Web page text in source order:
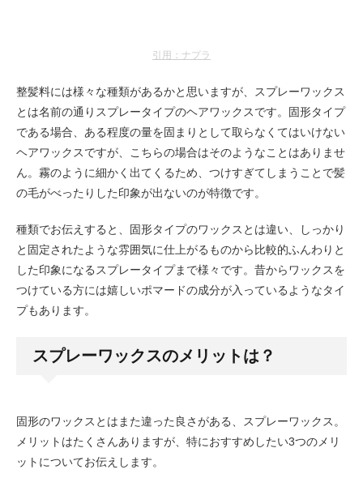
引用：ナプラ
整髪料には様々な種類があるかと思いますが、スプレーワックス
とは名前の通りスプレータイプのヘアワックスです。固形タイプ
である場合、ある程度の量を固まりとして取らなくてはいけない
ヘアワックスですが、こちらの場合はそのようなことはありませ
ん。霧のように細かく出てくるため、つけすぎてしまうことで髪
の毛がべったりした印象が出ないのが特徴です。
種類でお伝えすると、固形タイプのワックスとは違い、しっかり
と固定されたような雰囲気に仕上がるものから比較的ふんわりと
した印象になるスプレータイプまで様々です。昔からワックスを
つけている方には嬉しいポマードの成分が入っているようなタイ
プもあります。
スプレーワックスのメリットは？
固形のワックスとはまた違った良さがある、スプレーワックス。
メリットはたくさんありますが、特におすすめしたい3つのメリ
ットについてお伝えします。